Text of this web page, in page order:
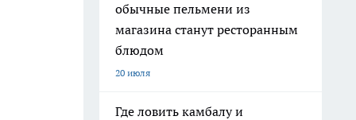
обычные пельмени из
магазина станут ресторанным
блюдом
20 июля
Где ловить камбалу и